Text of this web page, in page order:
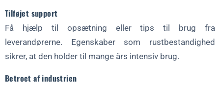
Tilføjet support
Få hjælp til opsætning eller tips til brug fra
leverandørerne. Egenskaber som rustbestandighed
sikrer, at den holder til mange års intensiv brug.
Betroet af industrien